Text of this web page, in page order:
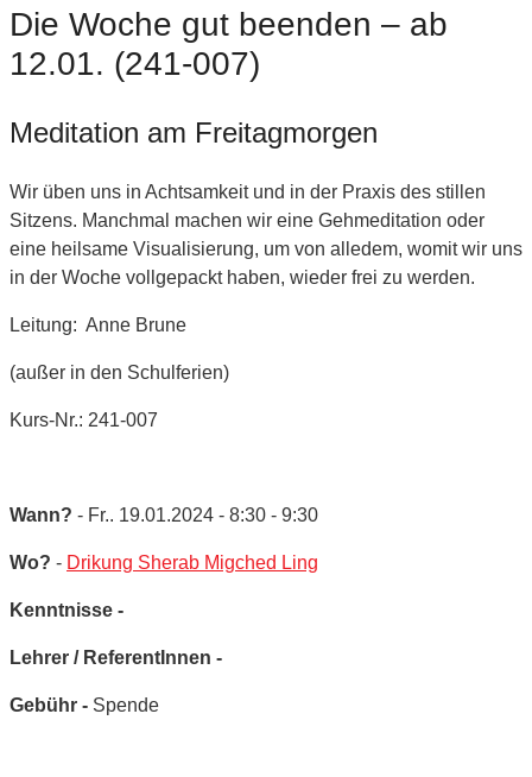
Die Woche gut beenden – ab
12.01. (241-007)
Meditation am Freitagmorgen
Wir üben uns in Achtsamkeit und in der Praxis des stillen
Sitzens. Manchmal machen wir eine Gehmeditation oder
eine heilsame Visualisierung, um von alledem, womit wir uns
in der Woche vollgepackt haben, wieder frei zu werden.
Leitung: Anne Brune
(außer in den Schulferien)
Kurs-Nr.: 241-007
Wann? - Fr.. 19.01.2024 - 8:30 - 9:30
Wo? - Drikung Sherab Migched Ling
Kenntnisse -
Lehrer / ReferentInnen -
Gebühr - Spende